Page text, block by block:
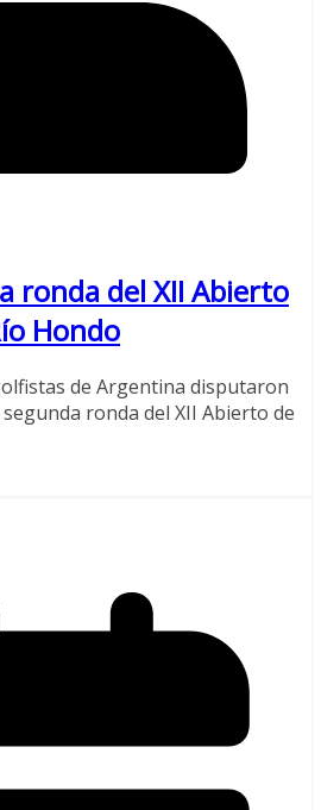
ronda del XII Abierto
Hondo
de Argentina disputaron
ronda del XII Abierto de